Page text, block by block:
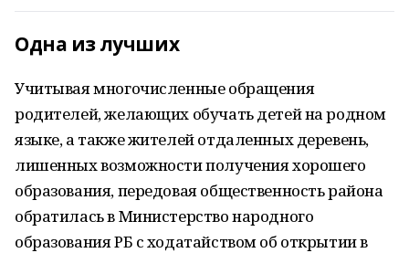
Одна из лучших
Учитывая многочисленные обращения
родителей, желающих обучать детей на родном
языке, а также жителей отдаленных деревень,
лишенных возможности получения хорошего
образования, передовая общественность района
обратилась в Министерство народного
образования РБ с ходатайством об открытии в